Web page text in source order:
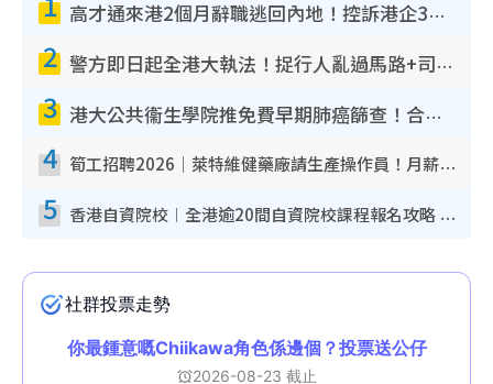
高才通來港2個月辭職逃回內地！控訴港企3宗罪 歎微管理極窒息
2 警方即日起全港大執法！捉行人亂過馬路+司機不專注駕駛！亂過馬路罰$2000
3 港大公共衞生學院推免費早期肺癌篩查！合資格人士將獲全額資助定期血液化驗／電腦斷層掃描／風險評估
4 筍工招聘2026｜萊特維健藥廠請生產操作員！月薪高達$1.7萬 冷氣廠房/五天工作/保證雙糧
5 香港自資院校︱全港逾20間自資院校課程報名攻略 留位費可退/申請日期/報名連結